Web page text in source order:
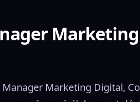
Marketing Digital,